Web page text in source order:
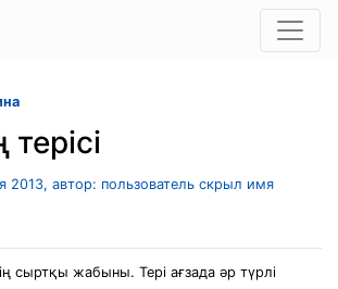
2013, автор: пользователь скрыл имя
сыртқы жабыны. Тері ағзада әр түрлі